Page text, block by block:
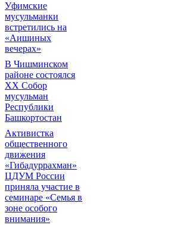
Уфимские
мусульманки
встретились на
«Аишиных
вечерах»
В Чишминском
районе состоялся
XX Собор
мусульман
Республики
Башкортостан
Активистка
общественного
движения
«Гибадуррахман»
ЦДУМ России
приняла участие в
семинаре «Семья в
зоне особого
внимания»